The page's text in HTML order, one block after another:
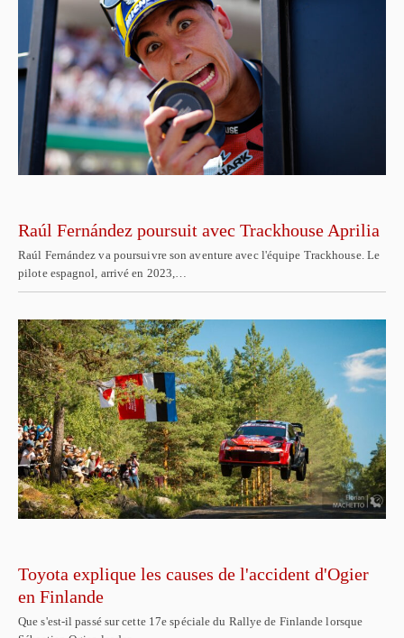
Raúl Fernández poursuit avec Trackhouse Aprilia
Raúl Fernández va poursuivre son aventure avec l'équipe Trackhouse. Le
pilote espagnol, arrivé en 2023,…
Toyota explique les causes de l'accident d'Ogier
en Finlande
Que s'est-il passé sur cette 17e spéciale du Rallye de Finlande lorsque